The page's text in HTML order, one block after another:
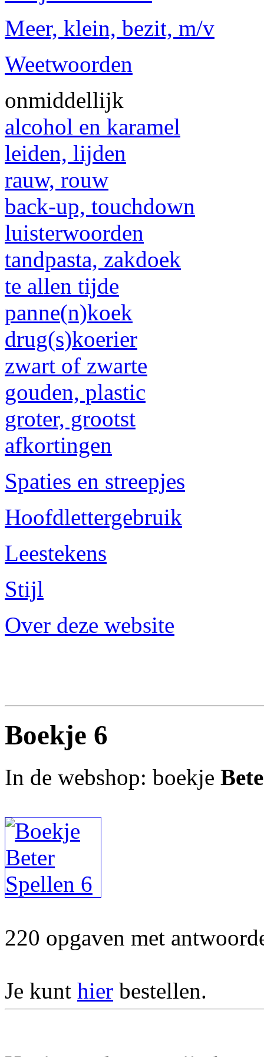
Meer, klein, bezit, m/v
Weetwoorden
onmiddellijk
alcohol en karamel
leiden, lijden
rauw, rouw
back-up, touchdown
luisterwoorden
tandpasta, zakdoek
te allen tijde
panne(n)koek
drug(s)koerier
zwart of zwarte
gouden, plastic
groter, grootst
afkortingen
Spaties en streepjes
Hoofdlettergebruik
Leestekens
Stijl
Over deze website
Boekje 6
In de webshop: boekje
220 opgaven met
Je kunt hier bestellen.